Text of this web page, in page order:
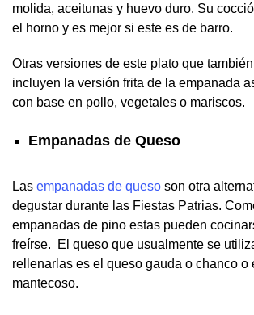
molida, aceitunas y huevo duro. Su
el horno y es mejor si este es de barro.
Otras versiones de este plato que
incluyen la versión frita de la empanada
con base en pollo, vegetales o mariscos.
Empanadas de Queso
Las empanadas de queso son otra
degustar durante las Fiestas Patrias.
empanadas de pino estas pueden
freírse. El queso que usualmente se
rellenarlas es el queso gauda o chanco o
mantecoso.